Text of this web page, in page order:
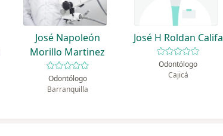
José Napoleón
Morillo Martinez
Odontólogo
Barranquilla
José H Roldan Califa
Odontólogo
Cajicá